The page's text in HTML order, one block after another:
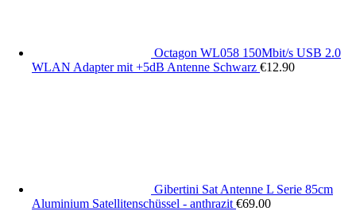
Octagon WL058 150Mbit/s USB 2.0
WLAN Adapter mit +5dB Antenne Schwarz €12.90
Gibertini Sat Antenne L Serie 85cm
Aluminium Satellitenschüssel - anthrazit €69.00